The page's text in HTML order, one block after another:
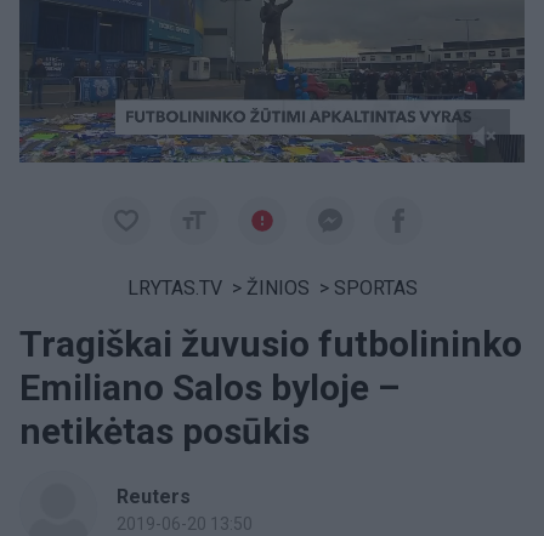
LRYTAS.TV > ŽINIOS > SPORTAS
Tragiškai žuvusio futbolininko
Emiliano Salos byloje –
netikėtas posūkis
Reuters
2019-06-20 13:50